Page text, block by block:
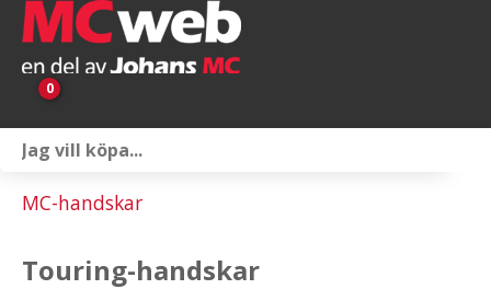
0
MC-handskar
Touring-handskar